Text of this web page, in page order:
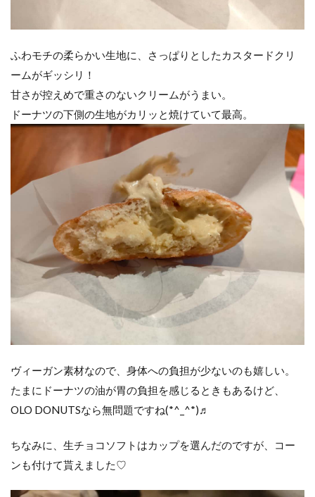
ふわモチの柔らかい生地に、さっぱりとしたカスタードクリ
ームがギッシリ！
甘さが控えめで重さのないクリームがうまい。
ドーナツの下側の生地がカリッと焼けていて最高。
ヴィーガン素材なので、身体への負担が少ないのも嬉しい。
たまにドーナツの油が胃の負担を感じるときもあるけど、
OLO DONUTSなら無問題ですね(*^_^*)♬
ちなみに、生チョコソフトはカップを選んだのですが、コー
ンも付けて貰えました♡